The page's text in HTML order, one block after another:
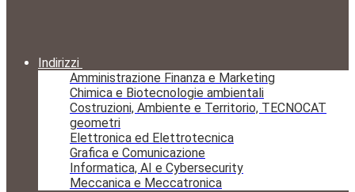
Indirizzi
Amministrazione Finanza e Marketing
Chimica e Biotecnologie ambientali
Costruzioni, Ambiente e Territorio, TECNOCAT
geometri
Elettronica ed Elettrotecnica
Grafica e Comunicazione
Informatica, AI e Cybersecurity
Meccanica e Meccatronica